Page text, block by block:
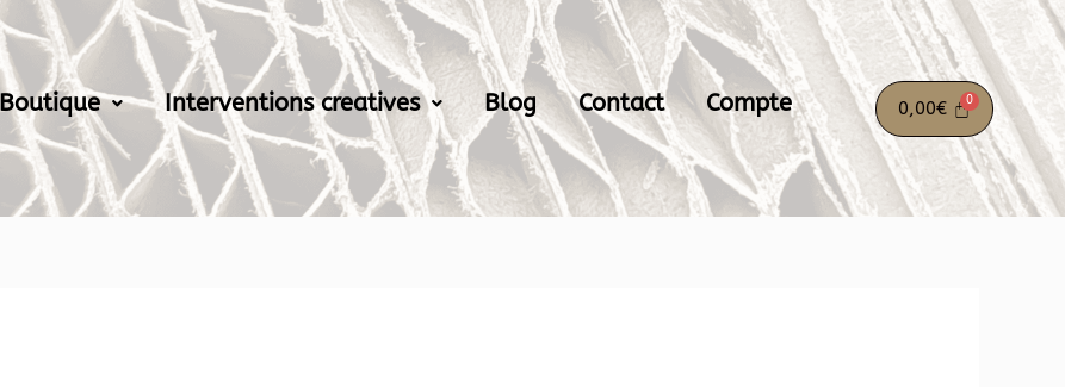
Boutique Interventions creatives Blog Contact Compte 0,00€